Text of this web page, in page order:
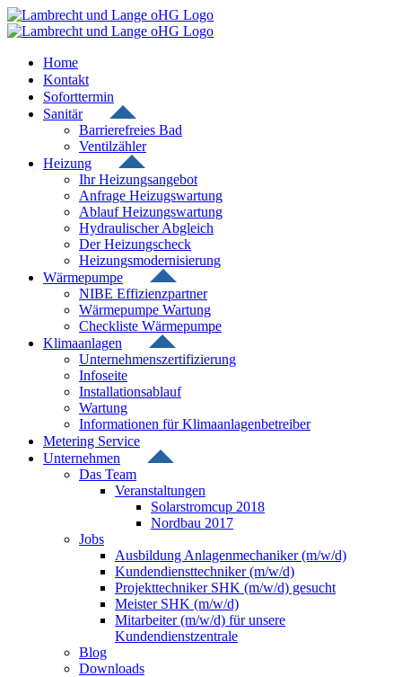
Zum
Inhalt
Home
Kontakt
Soforttermin
Sanitär
Barrierefreies Bad
Ventilzähler
Heizung
Ihr Heizungsangebot
Anfrage Heizugswartung
Ablauf Heizungswartung
Hydraulischer Abgleich
Der Heizungscheck
Heizungsmodernisierung
Wärmepumpe
NIBE Effizienzpartner
Wärmepumpe Wartung
Checkliste Wärmepumpe
Klimaanlagen
Unternehmenszertifizierung
Infoseite
Installationsablauf
Wartung
Informationen für Klimaanlagenbetreiber
Metering Service
Unternehmen
Das Team
Veranstaltungen
Solarstromcup 2018
Nordbau 2017
Jobs
Ausbildung Anlagenmechaniker (m/w/d)
Kundendiensttechniker (m/w/d)
Projekttechniker SHK (m/w/d) gesucht
Meister SHK (m/w/d)
Mitarbeiter (m/w/d) für unsere
Kundendienstzentrale
Blog
Downloads